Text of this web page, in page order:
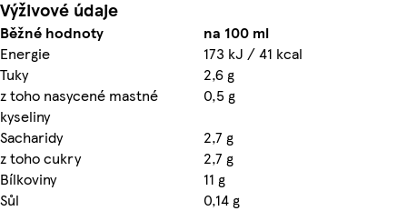
Výživové údaje
Běžné hodnoty
na 100 ml
Energie
173 kJ / 41 kcal
Tuky
2,6 g
z toho nasycené mastné
kyseliny
0,5 g
Sacharidy
2,7 g
z toho cukry
2,7 g
Bílkoviny
11 g
Sůl
0,14 g